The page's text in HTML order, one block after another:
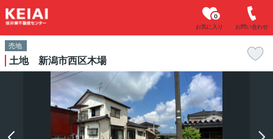
お気に入り
0
お問い合わせ
売地
土地 新潟市西区木場